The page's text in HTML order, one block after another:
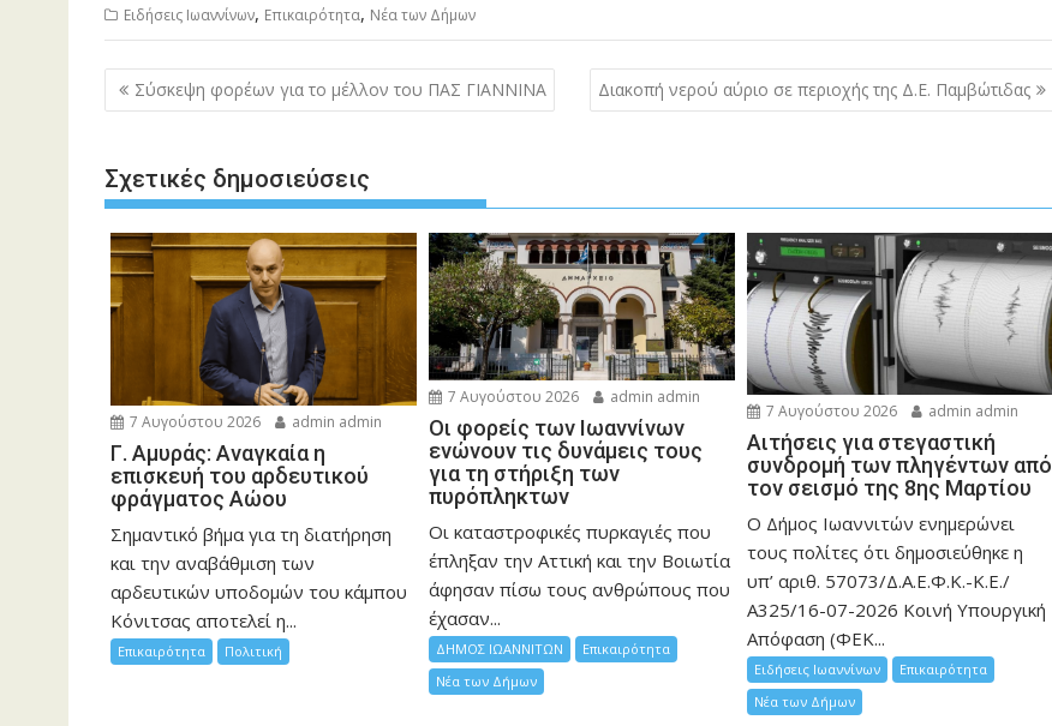
Ειδήσεις Ιωαννίνων, Επικαιρότητα, Νέα των Δήμων
Πλοήγηση
άρθρων
Σύσκεψη φορέων για το μέλλον του ΠΑΣ ΓΙΑΝΝΙΝΑ Διακοπή νερού αύριο σε περιοχής της Δ.Ε. Παμβώτιδας
Σχετικές δημοσιεύσεις
7 Αυγούστου 2026 admin admin
Γ. Αμυράς: Αναγκαία η
επισκευή του αρδευτικού
φράγματος Αώου
Σημαντικό βήμα για τη διατήρηση
και την αναβάθμιση των
αρδευτικών υποδομών του κάμπου
Κόνιτσας αποτελεί η...
Επικαιρότητα Πολιτική
7 Αυγούστου 2026 admin admin
Οι φορείς των Ιωαννίνων
ενώνουν τις δυνάμεις τους
για τη στήριξη των
πυρόπληκτων
Οι καταστροφικές πυρκαγιές που
έπληξαν την Αττική και την Bοιωτία
άφησαν πίσω τους ανθρώπους που
έχασαν...
ΔΗΜΟΣ ΙΩΑΝΝΙΤΩΝ
Επικαιρότητα
Νέα των Δήμων
7 Αυγούστου 2026 admin admin
Αιτήσεις για στεγαστική
συνδρομή των πληγέντων από
τον σεισμό της 8ης Μαρτίου
Ο Δήμος Ιωαννιτών ενημερώνει
τους πολίτες ότι δημοσιεύθηκε η
υπ’ αριθ. 57073/Δ.Α.Ε.Φ.Κ.-Κ.Ε./
Α325/16-07-2026 Κοινή Υπουργική
Απόφαση (ΦΕΚ...
Ειδήσεις Ιωαννίνων
Επικαιρότητα
Νέα των Δήμων